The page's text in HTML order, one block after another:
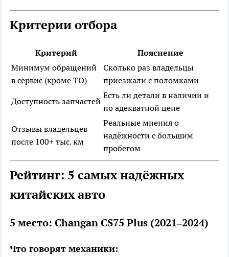
Критерии отбора
Критерий
Пояснение
Минимум обращений
в сервис (кроме ТО)
Сколько раз владельцы
приезжали с поломками
Доступность запчастей
Есть ли детали в наличии и
по адекватной цене
Отзывы владельцев
после 100+ тыс. км
Реальные мнения о
надёжности с большим
пробегом
Рейтинг: 5 самых надёжных
китайских авто
5 место: Changan CS75 Plus (2021–2024)
Что говорят механики: